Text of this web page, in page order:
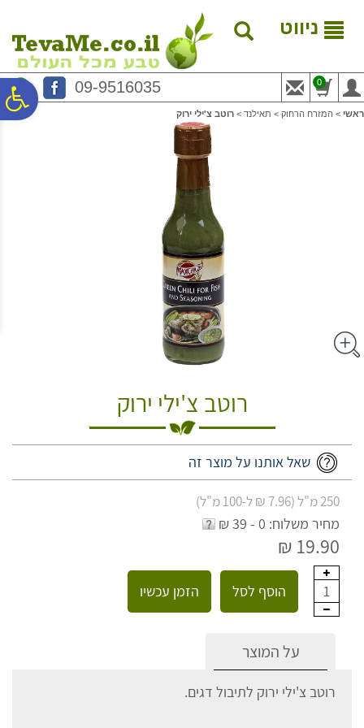
נגישות
המרכזי
ניווט
09-9516035 0
ראשי > המזרח הרחוק > תאילנד > רוטב צ'ילי ירוק
רוטב צ'ילי ירוק
שאל אותנו על מוצר זה
250 מ"ל (7.96 ₪ ל-100 מ"ל)
מחיר משלוח: 0 - 39 ₪
19.90 ₪
1 הוסף לסל הזמן עכשיו
על המוצר
רוטב צ'ילי ירוק לתיבול דגים.